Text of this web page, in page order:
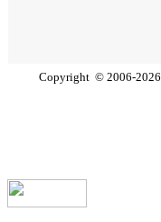
Copyright © 2006-2026